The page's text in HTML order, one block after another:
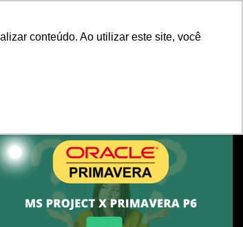
conteúdo. Ao utilizar este site, você
ENTRAR CADASTRO shopping_cart